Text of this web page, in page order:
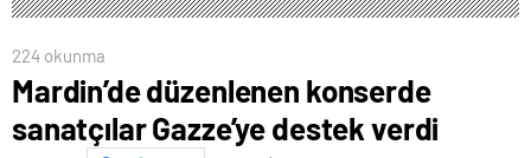
224 okunma
Mardin’de düzenlenen konserde
sanatçılar Gazze’ye destek verdi